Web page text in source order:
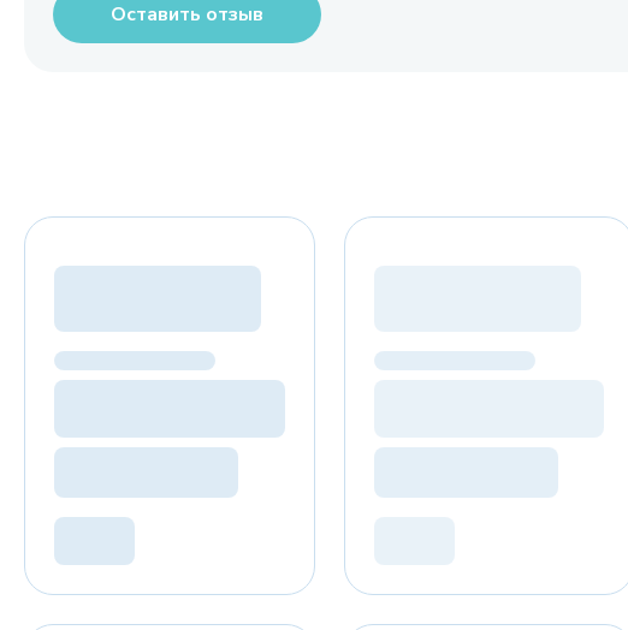
Оставить отзыв